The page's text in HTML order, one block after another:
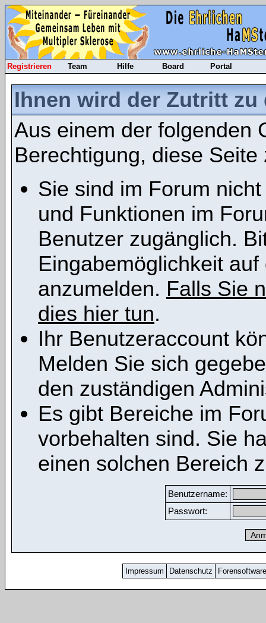
Registrieren Team Hilfe Board Portal
Ihnen wird der Zutritt
Aus einem der folgenden
Berechtigung, diese Seite
Sie sind im Forum
und Funktionen im
Benutzer zugänglich.
Eingabemöglichkeit
anzumelden. Falls Sie
dies hier tun.
Ihr Benutzeraccount
Melden Sie sich
den zuständigen
Es gibt Bereiche im
vorbehalten sind. Sie
einen solchen Bereich
Benutzername:
Passwort:
Impressum Datenschutz